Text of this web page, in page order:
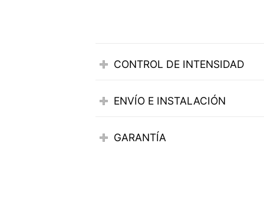
CONTROL DE INTENSIDAD
ENVÍO E INSTALACIÓN
GARANTÍA